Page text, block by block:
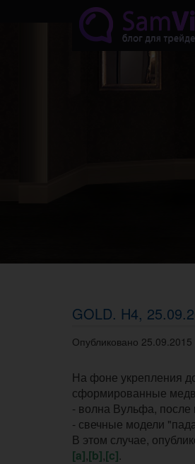
Перейти к основному содержанию
GOLD. H4,
Опубликовано 25.09.2015
На фоне укрепления
сформированные
- волна Вульфа,
- свечные модели
В этом случае,
[a],[b],[c].